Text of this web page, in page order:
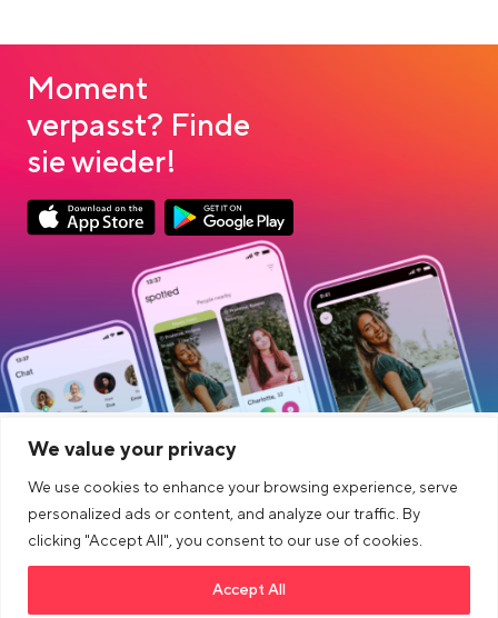
We value your privacy
We use cookies to enhance your browsing experience, serve
personalized ads or content, and analyze our traffic. By
clicking "Accept All", you consent to our use of cookies.
Accept All
Moment
verpasst? Finde
sie wieder!
Link opens in a new tabLink opens in a new tab
Google Play Download
PRZEDSIĘBIORSTWO
Blog
PRAWNY